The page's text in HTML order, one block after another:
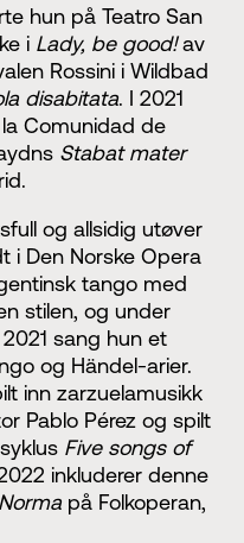
hun på Teatro San
i Lady, be good!av
Rossini i Wildbad
disabitata. I 2021
Comunidad de
Stabat mater
og allsidig utøver
i Den Norske Opera
tango med
stilen, og under
sang hun et
og Händel-arier.
inn zarzuelamusikk
Pablo Pérez og spilt
Five songs of
inkluderer denne
Norma på Folkoperan,